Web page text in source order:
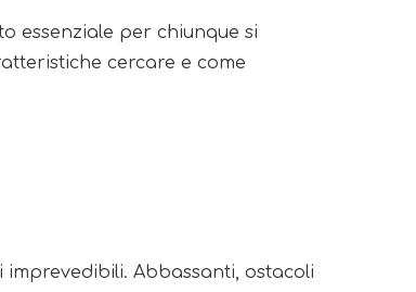
essenziale per chiunque si
cercare e come
Abbassanti, ostacoli